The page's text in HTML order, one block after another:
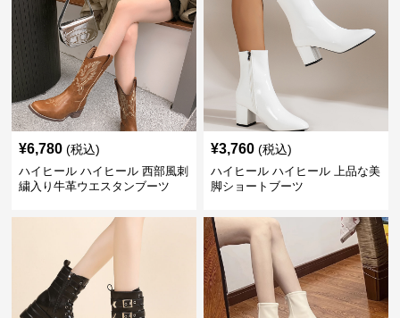
¥6,780 (税込)
ハイヒール ハイヒール 西部風刺
繍入り牛革ウエスタンブーツ
¥3,760 (税込)
ハイヒール ハイヒール 上品な美
脚ショートブーツ